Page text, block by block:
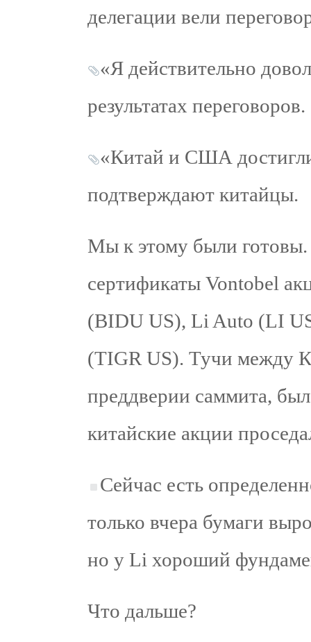
делегации вели
«Я действительно
результатах переговоров.
«Китай и США
подтверждают китайцы.
Мы к этому были
сертификаты Vontobel
(BIDU US), Li Auto (LI
(TIGR US). Тучи между
преддверии саммита,
китайские акции
Сейчас есть
только вчера бумаги
но у Li хороший
Что дальше?